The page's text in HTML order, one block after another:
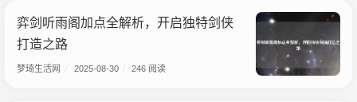
弈剑听雨阁加点全解析，开启独特剑侠
打造之路
梦琦生活网 2025-08-30 246 阅读